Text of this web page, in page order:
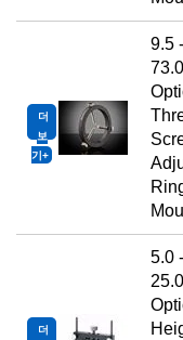
더
보
기
9.5 -
더
5.0 -